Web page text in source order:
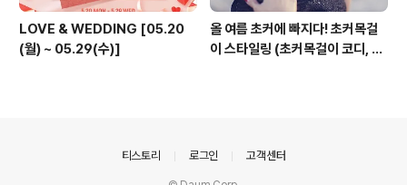
LOVE & WEDDING [05.20
(월) ~ 05.29(수)]
올 여름 초커에 빠지다! 초커목걸
이 스타일링 (초커목걸이 코디, 초
티스토리 로그인 고객센터